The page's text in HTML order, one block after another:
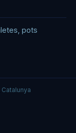
pots